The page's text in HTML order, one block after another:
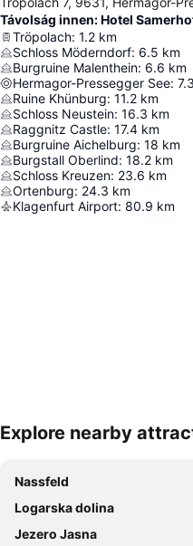
Távolság innen: Hotel
Tröpolach: 1.2 km
Schloss Möderndorf: 6.5 km
Burgruine Malenthein: 6.6 km
Hermagor-Pressegger See: 7.3
Ruine Khünburg: 11.2 km
Schloss Neustein: 16.3 km
Raggnitz Castle: 17.4 km
Burgruine Aichelburg: 18 km
Burgstall Oberlind: 18.2 km
Schloss Kreuzen: 23.6 km
Ortenburg: 24.3 km
Klagenfurt Airport: 80.9 km
Nagy méretű térkép
Explore nearby
Nassfeld
Logarska dolina
Jezero Jasna